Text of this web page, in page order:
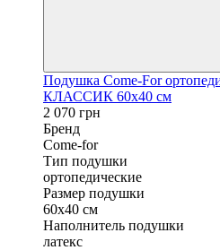
Подушка Come-For
КЛАССИК 60x40 см
2 070 грн
Бренд
Come-for
Тип подушки
ортопедические
Размер подушки
60x40 см
Наполнитель подушки
латекс